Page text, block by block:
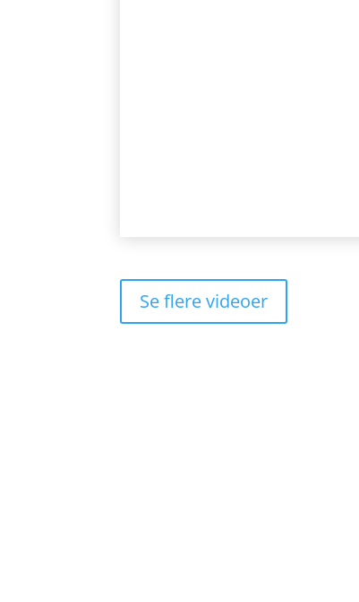
Se flere videoer